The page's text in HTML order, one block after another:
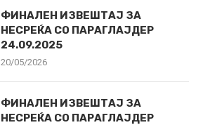
ФИНАЛЕН ИЗВЕШТАЈ ЗА
НЕСРЕЌА СО ПАРАГЛАЈДЕР
24.09.2025
20/05/2026
ФИНАЛЕН ИЗВЕШТАЈ ЗА
НЕСРЕЌА СО ПАРАГЛАЈДЕР